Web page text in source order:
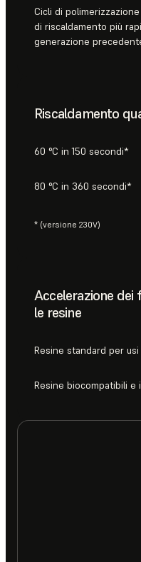
Cicli di
di riscaldamento più
generazione
Riscaldamento
60 °C in 150 secondi*
80 °C in 360 secondi*
* (versione 230V)
Accelerazione
le resine
Resine standard per
Resine biocompatibili e